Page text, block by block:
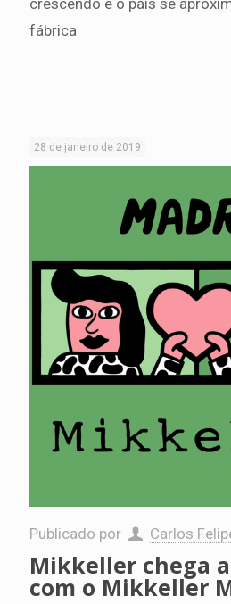
crescendo e o país se
fábrica
28 de janeiro de 2019
Publicado por Carlos
Mikkeller chega
com o Mikkeller